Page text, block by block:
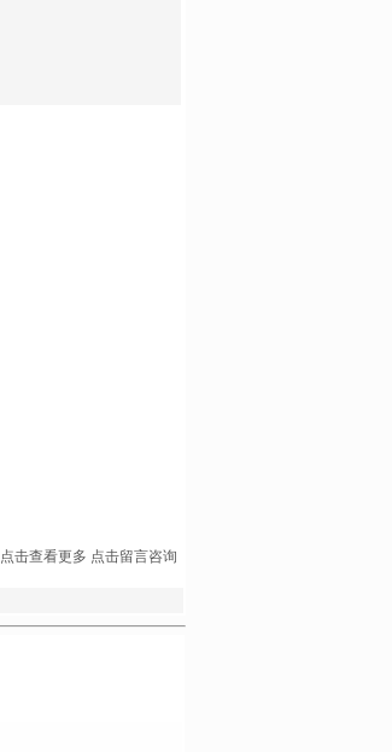
点击查看更多 点击留言咨询